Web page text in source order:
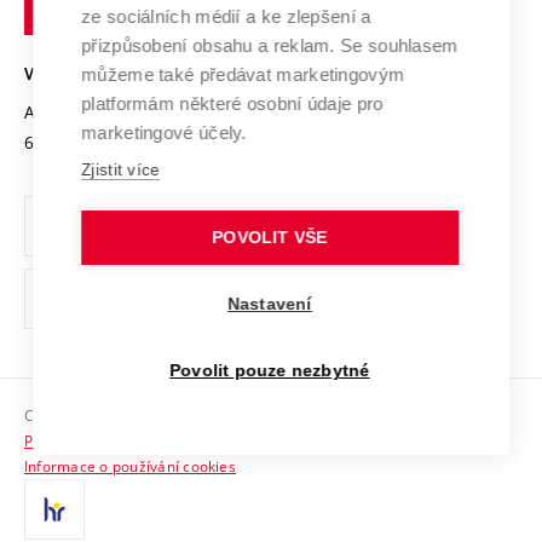
Open Science
Projekty
Projekty ze strukturálních fondů
Specifický výzkum
Mezinárodní dohody
Univerzitní sítě
Bezpečná univerzita
Vyznamenání
Organizační struktura
Ochrana osobních údajů
odkaz)
Sociální bezpečí
HR Award
Kontakty
VYSOKÉ UČENÍ TECHNICKÉ V BRNĚ
Antonínská 548/1
602 00 Brno
www.vut.cz
vut@vutbr.cz
Copyright © 2026 VUT
Prohlášení o přístupnosti
Informace o používání cookies
ze sociálních médií a ke zlepšení a
přizpůsobení obsahu a reklam. Se souhlasem
můžeme také předávat marketingovým
platformám některé osobní údaje pro
marketingové účely.
Zjistit více
POVOLIT VŠE
Nastavení
Povolit pouze nezbytné